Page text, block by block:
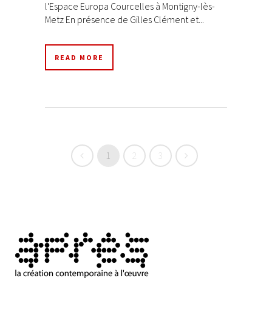
l'Espace Europa Courcelles à Montigny-lès-
Metz En présence de Gilles Clément et...
READ MORE
1 3